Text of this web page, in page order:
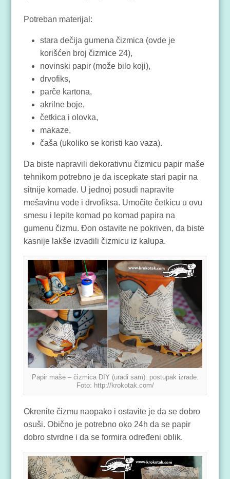
Potreban materijal:
stara dečija gumena čizmica (ovde je
korišćen broj čizmice 24),
novinski papir (može bilo koji),
drvofiks,
parče kartona,
akrilne boje,
četkica i olovka,
makaze,
čaša (ukoliko se koristi kao vaza).
Da biste napravili dekorativnu čizmicu papir maše
tehnikom potrebno je da iscepkate stari papir na
sitnije komade. U jednoj posudi napravite
mešavinu vode i drvofiksa. Umočite četkicu u ovu
smesu i lepite komad po komad papira na
gumenu čizmu. Đon ostavite ne pokriven, da biste
kasnije lakše izvadili čizmicu iz kalupa.
Papir maše – čizmica DIY (uradi sam): postupak izrade.
Foto: http://krokotak.com/
Okrenite čizmu naopako i ostavite je da se dobro
osuši. Obično je potrebno oko 24h da se papir
dobro stvrdne i da se formira određeni oblik.